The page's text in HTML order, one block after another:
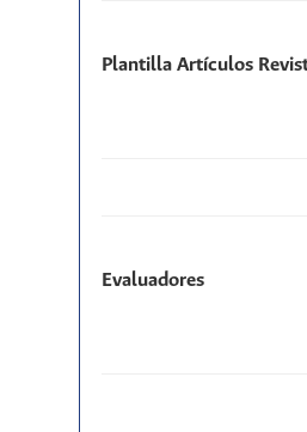
Plantilla Artículos
Evaluadores